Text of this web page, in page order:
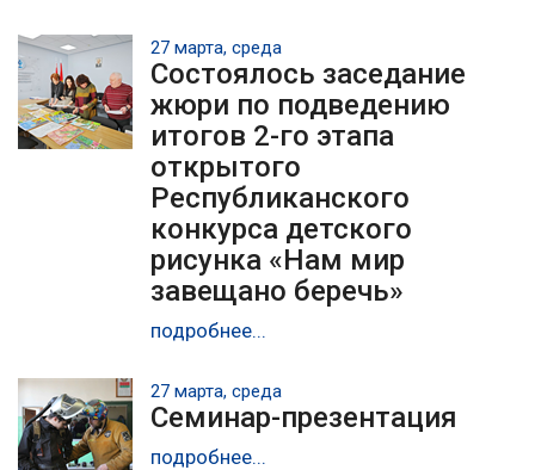
27 марта, среда
Состоялось заседание
жюри по подведению
итогов 2-го этапа
открытого
Республиканского
конкурса детского
рисунка «Нам мир
завещано беречь»
подробнее...
27 марта, среда
Семинар-презентация
подробнее...